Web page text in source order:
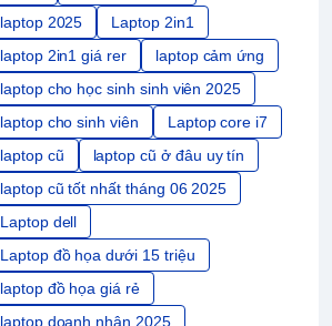
laptop 2025
Laptop 2in1
laptop 2in1 giá rer
laptop cảm ứng
laptop cho học sinh sinh viên 2025
laptop cho sinh viên
Laptop core i7
laptop cũ
laptop cũ ở đâu uy tín
laptop cũ tốt nhất tháng 06 2025
Laptop dell
Laptop đồ họa dưới 15 triệu
laptop đồ họa giá rẻ
laptop doanh nhân 2025